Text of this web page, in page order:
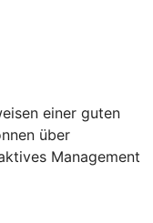
einer guten
über
Management